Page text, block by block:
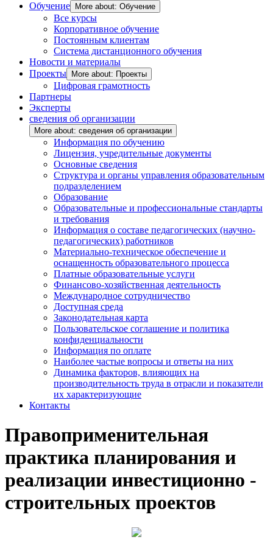
Обучение
More about: Обучение
Все курсы
Корпоративное обучение
Постоянным клиентам
Система дистанционного обучения
Новости и материалы
Проекты
More about: Проекты
Цифровая грамотность
Партнеры
Эксперты
сведения об организации
More about: сведения об организации
Информация по обучению
Лицензия, учредительные документы
Основные сведения
Структура и органы управления образовательным
подразделением
Образование
Образовательные и профессиональные стандарты
и требования
Информация о составе педагогических (научно-
педагогических) работников
Материально-техническое обеспечение и
оснащенность образовательного процесса
Платные образовательные услуги
Финансово-хозяйственная деятельность
Международное сотрудничество
Доступная среда
Законодательная карта
Пользовательское соглашение и политика
конфиденциальности
Информация по оплате
Наиболее частые вопросы и ответы на них
Динамика факторов, влияющих на
производительность труда в отрасли и показатели
их характеризующие
Контакты
Правоприменительная
практика планирования и
реализации инвестиционно -
строительных проектов